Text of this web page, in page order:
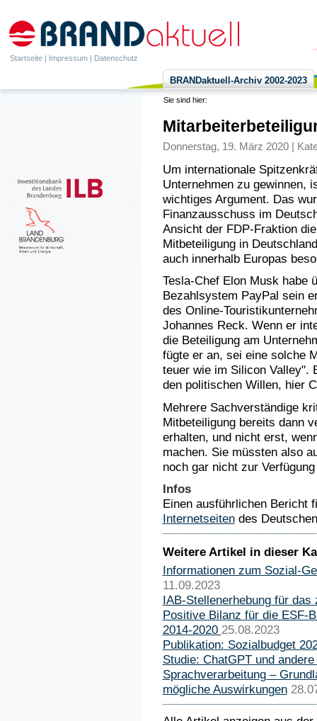
Startseite | Impressum | Datenschutz
BRANDaktuell-Archiv 2002-2023
Sie sind hier:
Donnerstag, 19. März 2020 |
Um internationale
Unternehmen zu gewinnen,
wichtiges Argument. Das
Finanzausschuss im
Ansicht der FDP-Fraktion
Mitbeteiligung in
auch innerhalb Europas
Tesla-Chef Elon Musk habe
Bezahlsystem PayPal sein
des Online-
Johannes Reck. Wenn er
die Beteiligung am
fügte er an, sei eine solche
teuer wie im Silicon Valley".
den politischen Willen, hier
Mehrere Sachverständige
Mitbeteiligung bereits dann
erhalten, und nicht erst,
machen. Sie müssten also
noch gar nicht zur
Infos
Einen ausführlichen Bericht
Internetseitendes
Weitere Artikel in dieser
Informationen zum Sozial-
11.09.2023
IAB-Stellenerhebung für das
Positive Bilanz für die ESF-
2014-2020 25.08.2023
Publikation: Sozialbudget
Studie: ChatGPT und
Sprachverarbeitung –
mögliche Auswirkungen